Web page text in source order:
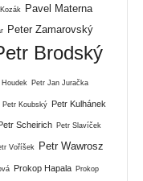
Pavel Materna
Peter Zamarovský
Brodský
Houdek Petr Jan Juračka
Petr Koubský Petr Kulhánek
Scheirich Petr Slavíček
Voříšek
Petr Wawrosz
Prokop Hapala Prokop